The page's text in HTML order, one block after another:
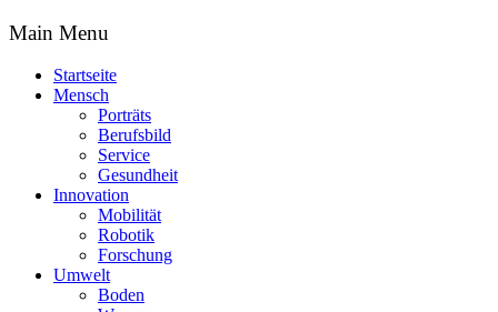
Main Menu
Startseite
Mensch
Porträts
Berufsbild
Service
Gesundheit
Innovation
Mobilität
Robotik
Forschung
Umwelt
Boden